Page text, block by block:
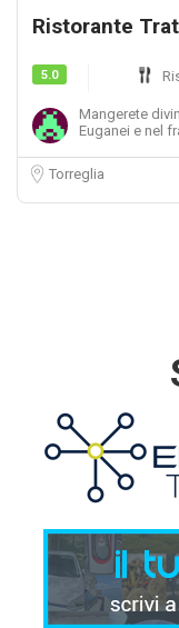
Ristorante
5.0
Mangerete
Euganei e nel
Torreglia